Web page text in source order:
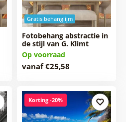
Gratis behanglijm
Fotobehang abstractie in
de stijl van G. Klimt
Op voorraad
vanaf €25,58
Korting -20%